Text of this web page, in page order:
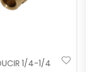
1/4-1/4